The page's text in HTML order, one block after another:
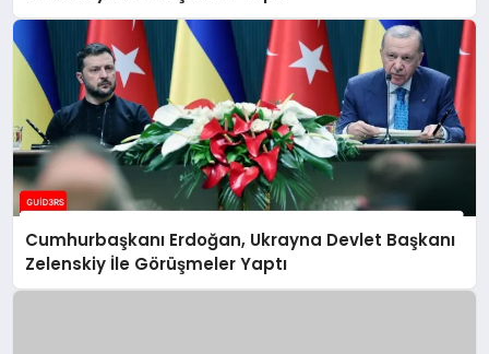
Cumhurbaşkanı Erdoğan, Ukrayna Devlet Başkanı
Zelenskiy İle Görüşmeler Yaptı